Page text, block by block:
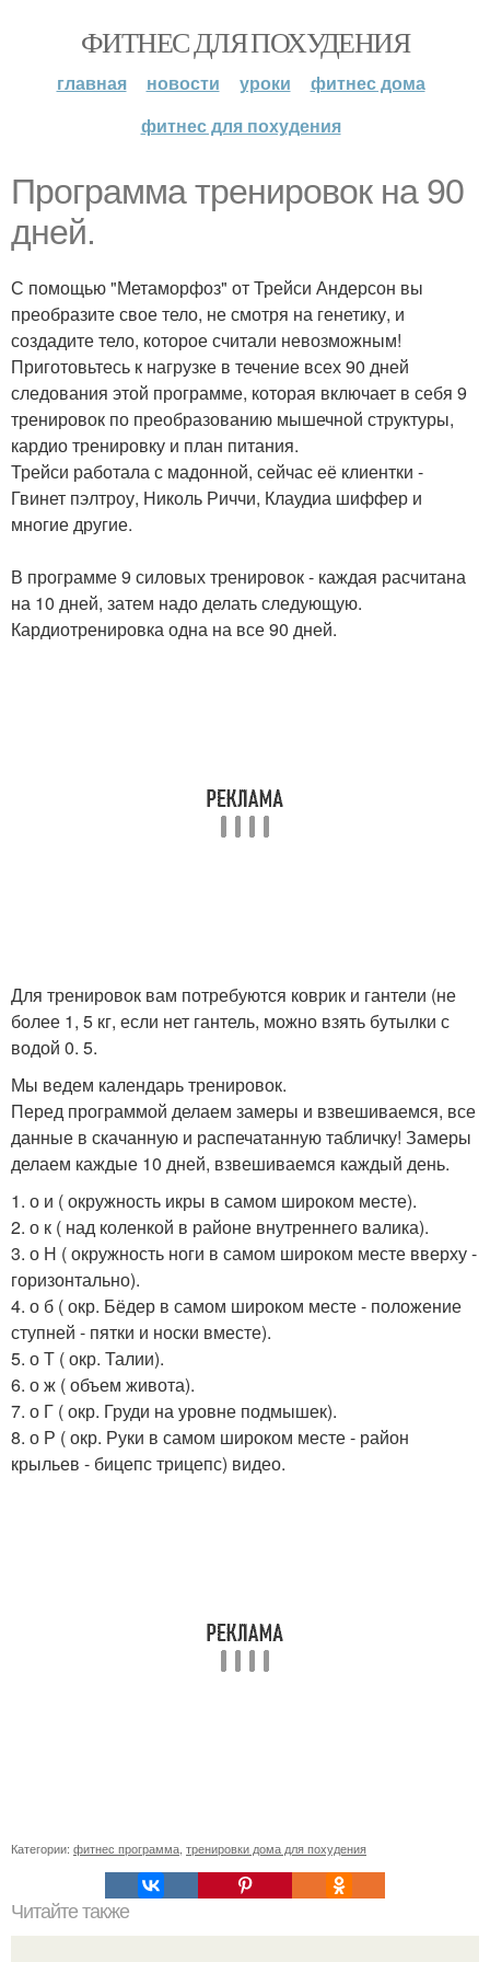
ФИТНЕС ДЛЯ ПОХУДЕНИЯ
главная новости уроки
фитнес дома
фитнес для похудения
Программа тренировок на 90
дней.
С помощью "Метаморфоз" от Трейси Андерсон вы
преобразите свое тело, не смотря на генетику, и
создадите тело, которое считали невозможным!
Приготовьтесь к нагрузке в течение всех 90 дней
следования этой программе, которая включает в себя 9
тренировок по преобразованию мышечной структуры,
кардио тренировку и план питания.
Трейси работала с мадонной, сейчас её клиентки -
Гвинет пэлтроу, Николь Риччи, Клаудиа шиффер и
многие другие.
В программе 9 силовых тренировок - каждая расчитана
на 10 дней, затем надо делать следующую.
Кардиотренировка одна на все 90 дней.
Для тренировок вам потребуются коврик и гантели (не
более 1, 5 кг, если нет гантель, можно взять бутылки с
водой 0. 5.
Мы ведем календарь тренировок.
Перед программой делаем замеры и взвешиваемся, все
данные в скачанную и распечатанную табличку! Замеры
делаем каждые 10 дней, взвешиваемся каждый день.
1. о и ( окружность икры в самом широком месте).
2. о к ( над коленкой в районе внутреннего валика).
3. о Н ( окружность ноги в самом широком месте вверху -
горизонтально).
4. о б ( окр. Бёдер в самом широком месте - положение
ступней - пятки и носки вместе).
5. о Т ( окр. Талии).
6. о ж ( объем живота).
7. о Г ( окр. Груди на уровне подмышек).
8. о Р ( окр. Руки в самом широком месте - район
крыльев - бицепс трицепс) видео.
Категории: фитнес программа тренировки дома для похудения
Читайте также